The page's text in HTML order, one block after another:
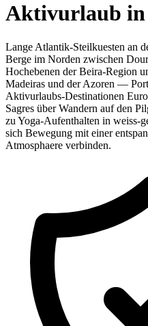
Aktivurlaub
Lange Atlantik-Steilkuesten an
Berge im Norden zwischen
Hochebenen der Beira-Region
Madeiras und der Azoren —
Aktivurlaubs-Destinationen
Sagres über Wandern auf den
zu Yoga-Aufenthalten in weiss-
sich Bewegung mit einer
Atmosphaere verbinden.